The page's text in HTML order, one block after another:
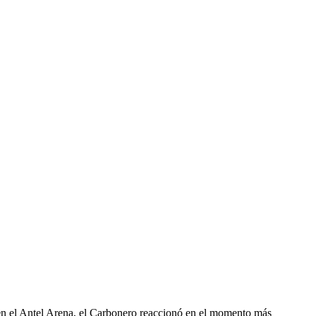
el Antel Arena, el Carbonero reaccionó en el momento más